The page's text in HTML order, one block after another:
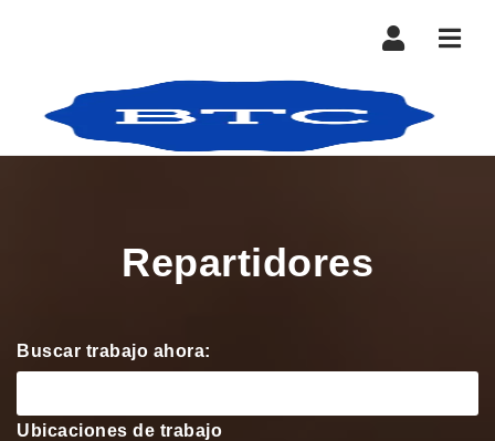
Repartidores
Buscar trabajo ahora:
Ubicaciones de trabajo